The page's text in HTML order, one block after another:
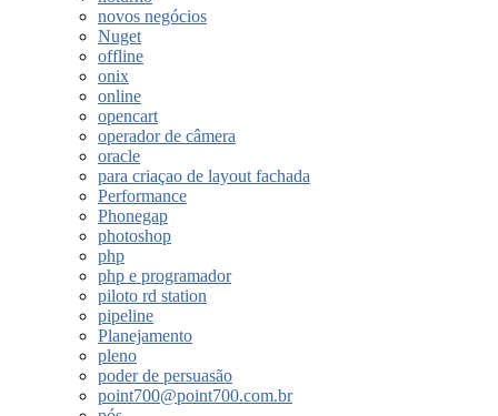
novos negócios
Nuget
offline
onix
online
opencart
operador de câmera
oracle
para criaçao de layout fachada
Performance
Phonegap
photoshop
php
php e programador
piloto rd station
pipeline
Planejamento
pleno
poder de persuasão
point700@point700.com.br